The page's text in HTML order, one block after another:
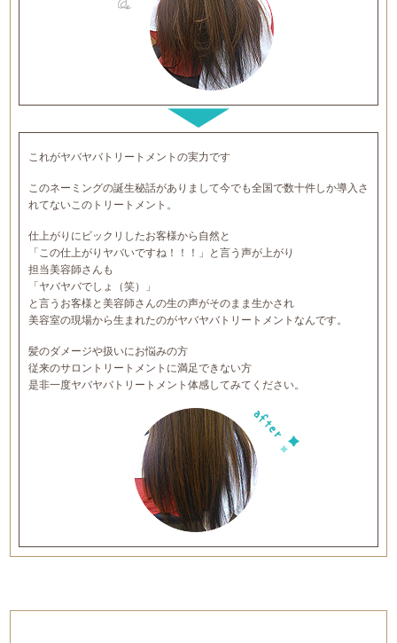
これがヤバヤバトリートメントの実力です
このネーミングの誕生秘話がありまして今でも全国で数十件しか導入さ
れてないこのトリートメント。
仕上がりにビックリしたお客様から自然と
「この仕上がりヤバいですね！！！」と言う声が上がり
担当美容師さんも
「ヤバヤバでしょ（笑）」
と言うお客様と美容師さんの生の声がそのまま生かされ
美容室の現場から生まれたのがヤバヤバトリートメントなんです。
髪のダメージや扱いにお悩みの方
従来のサロントリートメントに満足できない方
是非一度ヤバヤバトリートメント体感してみてください。